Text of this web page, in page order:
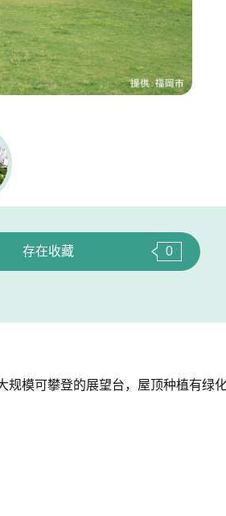
存在收藏 0
模可攀登的展望台，屋顶种植有绿化